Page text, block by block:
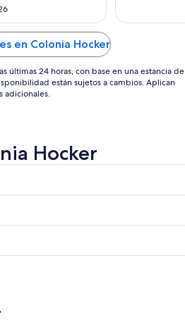
ago
en Colonia Hocker
últimas 24 horas, con base en una estancia de
están sujetos a cambios. Aplican
adicionales.
Hocker